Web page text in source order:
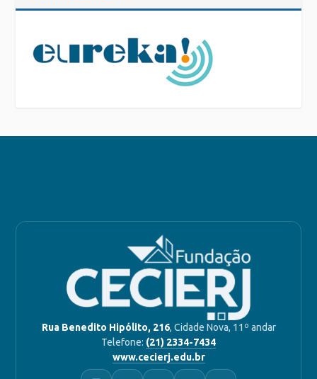
Rua Benedito Hipólito, 216, Cidade Nova, 11º andar
Telefone: (21) 2334-7434
www.cecierj.edu.br